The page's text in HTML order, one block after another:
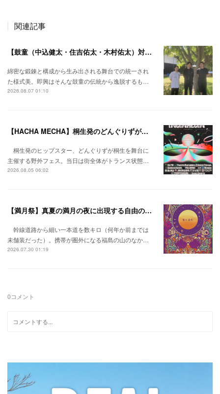
関連記事
【鼓童（中込健太・住吉佑太・木村佑太）対談】即興で得られる新たな感覚。
綿密な鍛錬と構成から生み出される舞台での統一され
た様式美。即興はそんな鼓童の伝統から逸脱するも…
2026.08.07 01:10
【HACHA MECHA】桐生発のどんぐりずが桐生をハチャメチャに彩る。
桐生発のヒップスター、どんぐりずが桐生を舞台に
主催する野外フェス。当日は街全体がトランス状態…
2026.08.05 06:02
【満月祭】真夏の満月の夜に出現する自由の桃源郷。
幹線道路から細い一本道を数キロ（何年か前までは
未舗装だった）。携帯が圏外になる福島の山のなか…
2026.07.30 01:19
0コメント